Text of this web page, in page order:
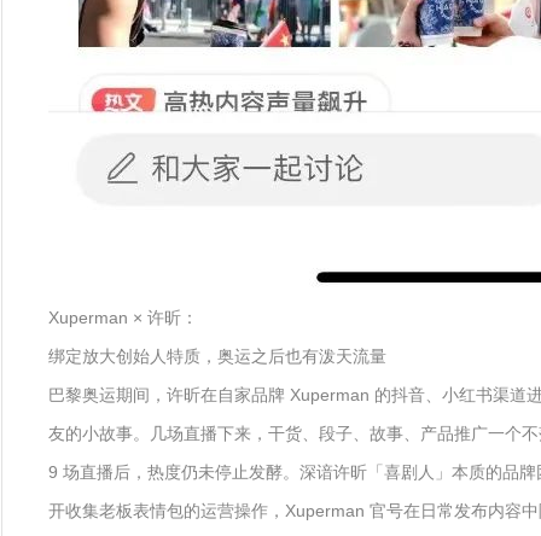
Xuperman × 许昕：
绑定放大创始人特质，奥运之后也有泼天流量
巴黎奥运期间，许昕在自家品牌 Xuperman 的抖音、小红书渠道
友的小故事。几场直播下来，干货、段子、故事、产品推广一个
9 场直播后，热度仍未停止发酵。深谙许昕「喜剧人」本质的品
开收集老板表情包的运营操作，Xuperman 官号在日常发布内容